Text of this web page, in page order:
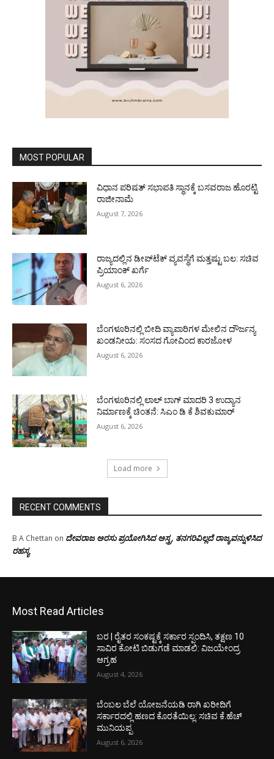
MOST POPULAR
ವಿಧಾನ ಪರಿಷತ್ ಸಭಾಪತಿ ಸ್ಥಾನಕ್ಕೆ ಬಸವರಾಜ ಹೊರಟ್ಟಿ
ರಾಜೀನಾಮೆ
August 7, 2026
ರಾಜ್ಯದಲ್ಲಿನ ಡೀಪ್‌ಟೆಕ್‌ ವ್ಯವಸ್ಥೆಗೆ ಮತ್ತಷ್ಟು ಬಲ: ಸಚಿವ
ಪ್ರಿಯಾಂಕ್ ಖರ್ಗೆ
August 6, 2026
ಬೆಂಗಳೂರಿನಲ್ಲಿ ಬೀದಿ ವ್ಯಾಪಾರಿಗಳ ಮೇಲಿನ ದೌರ್ಜನ್ಯ
ಖಂಡನೀಯ: ಸಂಸದ ಗೋವಿಂದ ಕಾರಜೋಳ
August 6, 2026
ಬೆಂಗಳೂರಿನಲ್ಲಿ ಲಾಲ್ ಬಾಗ್ ಮಾದರಿ 3 ಉದ್ಯಾನ
ನಿರ್ಮಾಣಕ್ಕೆ ಚಿಂತನೆ: ಸಿಎಂ ಡಿ ಕೆ ಶಿವಕುಮಾರ್
August 6, 2026
Load more
RECENT COMMENTS
B A Chettan on ದೇವರಾಜ ಅರಸು ಪ್ರಯೋಗಿಸಿದ ಅಸ್ತ್ರ, ತನಗರಿವಿಲ್ಲದೆ ರಾಜ್ಯವನ್ನುಳಿಸಿದ
ರಹಸ್ಯ
Most Read Articles
ಬರ | ರೈತರ ಸಂಕಷ್ಟಕ್ಕೆ ಸರ್ಕಾರ ಸ್ಪಂದಿಸಿ, ತಕ್ಷಣ 10
ಸಾವಿರ ಕೋಟಿ ಬಿಡುಗಡೆ ಮಾಡಲಿ: ವಿಜಯೇಂದ್ರ
ಆಗ್ರಹ
August 4, 2026
ಬೆಂಬಲ ಬೆಲೆ ಯೋಜನೆಯಡಿ ರಾಗಿ ಖರೀದಿಗೆ
ಸರ್ಕಾರದಲ್ಲಿ ಹಣದ ಕೊರತೆಯಿಲ್ಲ: ಸಚಿವ ಕೆ.ಹೆಚ್
ಮುನಿಯಪ್ಪ
August 6, 2026